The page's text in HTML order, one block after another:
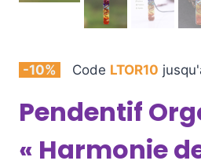
-10% Code LTOR10
Pendentif
« Harmonie